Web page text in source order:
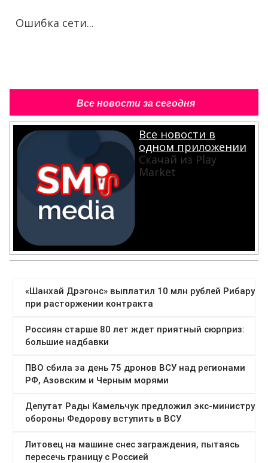
Ошибка сети...
Все новости за сегодня
Все новости в
одном приложении
Скачай из Play
Market